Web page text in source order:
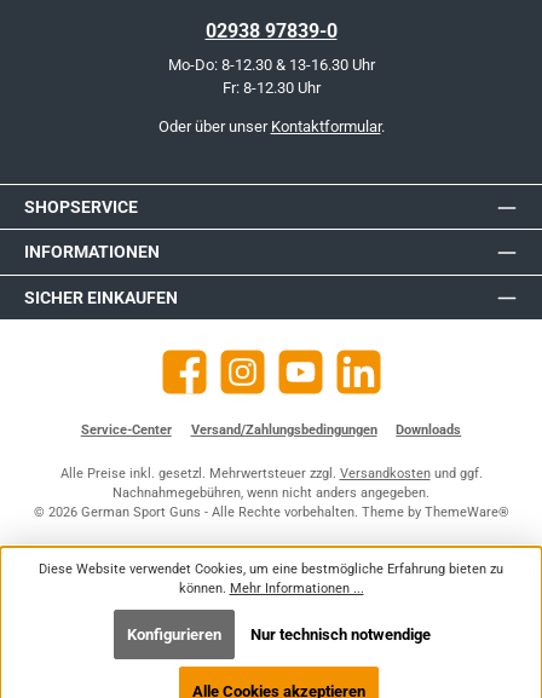
02938 97839-0
Mo-Do: 8-12.30 & 13-16.30 Uhr
Fr: 8-12.30 Uhr
Oder über unser Kontaktformular.
SHOPSERVICE
INFORMATIONEN
SICHER EINKAUFEN
Facebook Instagram YouTube https://de.linkedin.com/company/
Service-Center Versand/Zahlungsbedingungen Downloads
Alle Preise inkl. gesetzl. Mehrwertsteuer zzgl. Versandkostenund ggf.
Nachnahmegebühren, wenn nicht anders angegeben.
© 2026 German Sport Guns - Alle Rechte vorbehalten. Theme by ThemeWare®
Diese Website verwendet Cookies, um eine bestmögliche Erfahrung bieten zu
können. Mehr Informationen ...
Nur technisch notwendige
Konfigurieren
Alle Cookies akzeptieren